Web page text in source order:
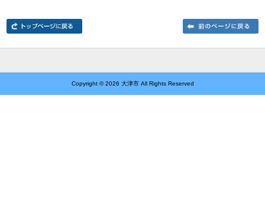
Copyright ©2026 大津市 All Rights Reserved